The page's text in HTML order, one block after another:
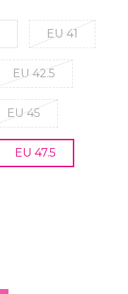
EU 41
EU 42.5
EU 45
EU 47.5